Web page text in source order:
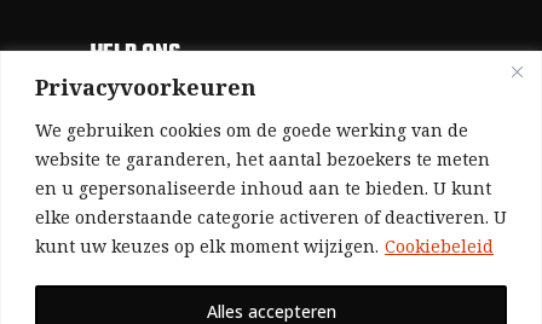
Privacyvoorkeuren
We gebruiken cookies om de goede werking van de
website te garanderen, het aantal bezoekers te meten
en u gepersonaliseerde inhoud aan te bieden. U kunt
elke onderstaande categorie activeren of deactiveren. U
kunt uw keuzes op elk moment wijzigen. Cookiebeleid
Alles accepteren
HELP ONS
Aangezien we volledig zelf gefinancierd zijn
(zonder subsidies, zonder commerciële
advertenties en zonder rijke sponsors), zijn we
voor de publicatie van ons tijdschrift uitsluitend
afhankelijk van de financiële steun van onze